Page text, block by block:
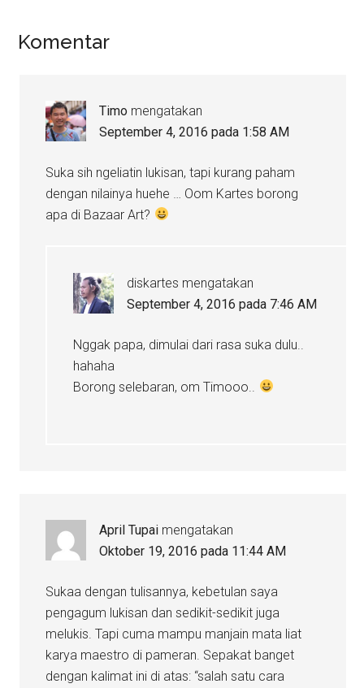
Komentar
Timo mengatakan
September 4, 2016 pada 1:58 AM
Suka sih ngeliatin lukisan, tapi kurang paham
dengan nilainya huehe … Oom Kartes borong
apa di Bazaar Art?
diskartes mengatakan
September 4, 2016 pada 7:46 AM
Nggak papa, dimulai dari rasa suka dulu..
hahaha
Borong selebaran, om Timooo..
April Tupai mengatakan
Oktober 19, 2016 pada 11:44 AM
Sukaa dengan tulisannya, kebetulan saya
pengagum lukisan dan sedikit-sedikit juga
melukis. Tapi cuma mampu manjain mata liat
karya maestro di pameran. Sepakat banget
dengan kalimat ini di atas: “salah satu cara